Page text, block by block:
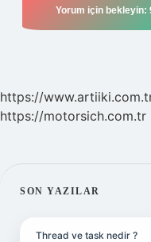
https://
https://motorsich.com.tr
SIDEBAR
SON YAZILAR
Thread ve task nedir ?